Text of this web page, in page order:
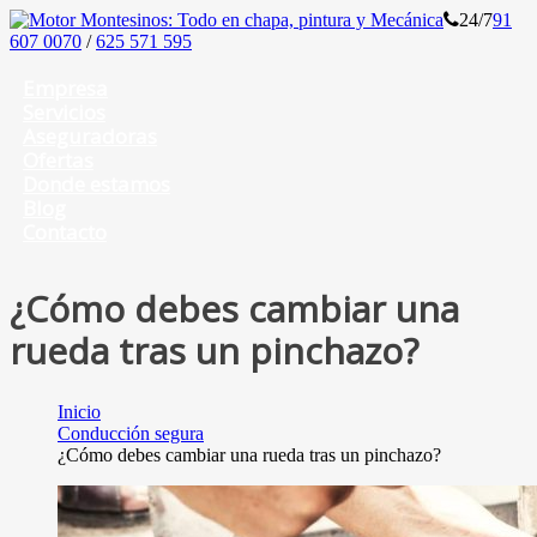
24/791
607 0070 /625 571 595
¿Cómo debes cambiar una
rueda tras un pinchazo?
Inicio
Conducción segura
¿Cómo debes cambiar una rueda tras un pinchazo?